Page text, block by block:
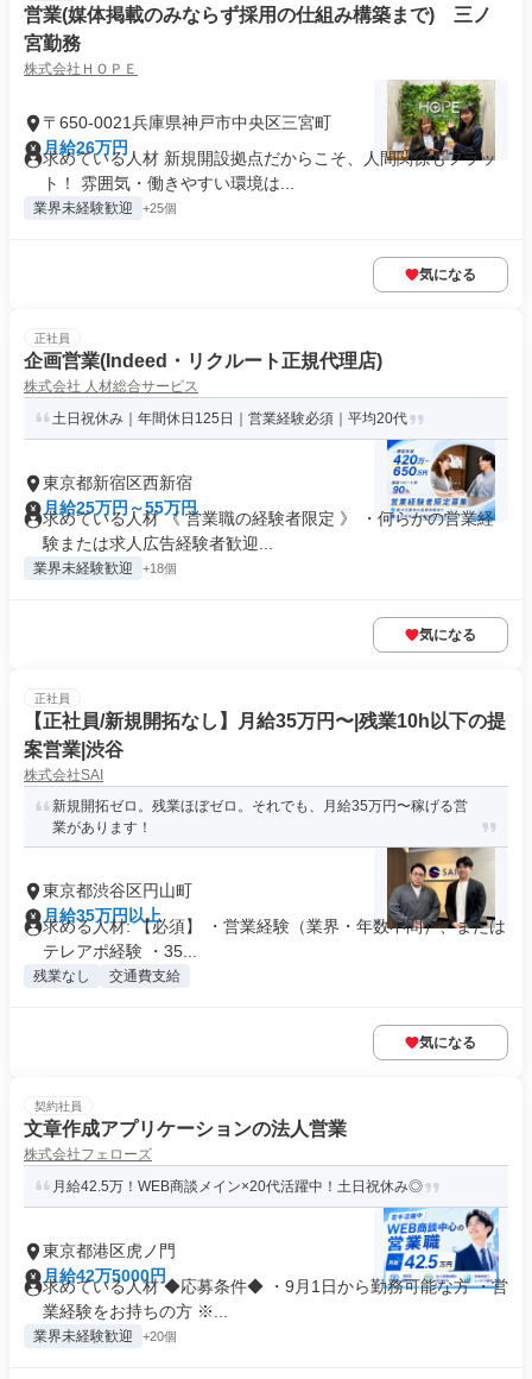
営業(媒体掲載のみならず採用の仕組み構築まで) 三ノ
宮勤務
株式会社ＨＯＰＥ
〒650-0021兵庫県神戸市中央区三宮町
月給26万円
求めている人材 新規開設拠点だからこそ、人間関係もフラッ
ト！ 雰囲気・働きやすい環境は...
業界未経験歓迎 +25個
気になる
正社員
企画営業(Indeed・リクルート正規代理店)
株式会社 人材総合サービス
土日祝休み｜年間休日125日｜営業経験必須｜平均20代
東京都新宿区西新宿
月給25万円～55万円
求めている人材 《 営業職の経験者限定 》 ・何らかの営業経
験または求人広告経験者歓迎...
業界未経験歓迎 +18個
気になる
正社員
【正社員/新規開拓なし】月給35万円〜|残業10h以下の提
案営業|渋谷
株式会社SAI
新規開拓ゼロ。残業ほぼゼロ。それでも、月給35万円〜稼げる営
業があります！
東京都渋谷区円山町
月給35万円以上
求める人材: 【必須】 ・営業経験（業界・年数不問）、または
テレアポ経験 ・35...
残業なし 交通費支給
気になる
契約社員
文章作成アプリケーションの法人営業
株式会社フェローズ
月給42.5万！WEB商談メイン×20代活躍中！土日祝休み◎
東京都港区虎ノ門
月給42万5000円
求めている人材 ◆応募条件◆ ・9月1日から勤務可能な方 ・営
業経験をお持ちの方 ※...
業界未経験歓迎 +20個